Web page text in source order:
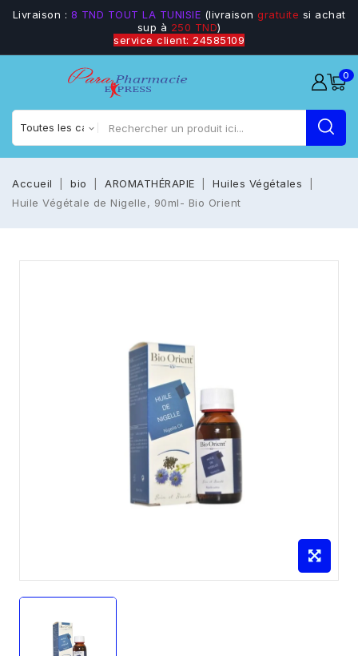
Livraison : 8 TND TOUT LA TUNISIE (livraison gratuite si achat
sup à 250 TND)
service client: 24585109
0
Accueil bio AROMATHÉRAPIE
Huiles Végétales
Huile Végétale de Nigelle, 90ml- Bio Orient